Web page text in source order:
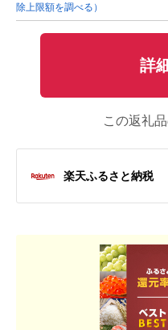
除上限額を調べる）
詳
この返礼
楽天ふるさと納税